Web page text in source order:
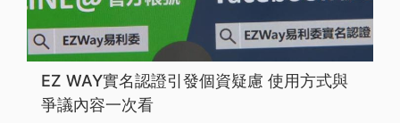
EZ WAY實名認證引發個資疑慮 使用方式與
爭議內容一次看